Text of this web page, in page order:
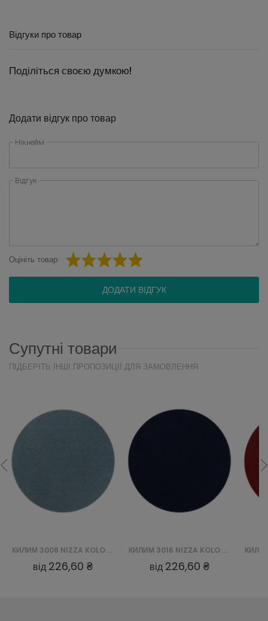
Відгуки про товар
Поділіться своєю думкою!
Додати відгук про товар
Нікнейм
Відгук
Оцініть товар:
ДОДАТИ ВІДГУК
Супутні товари
ПІДБЕРІТЬ ІНШІ ПРОПОЗИЦІЇ ДЛЯ ЗАМОВЛЕННЯ
КИЛИМ 3008 NIZZA KOLO - NIEBIESKI
від 226,60 ₴
КИЛИМ 3016 NIZZA KOLO - GRANATOWY
від 226,60 ₴